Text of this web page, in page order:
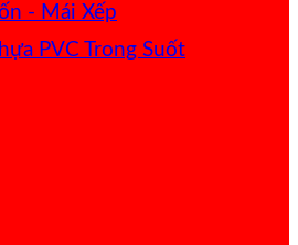
- Mái Xếp
PVC Trong Suốt